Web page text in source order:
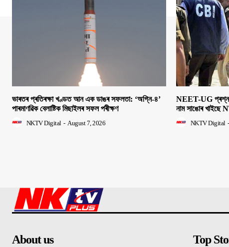
ভাৰতৰ প্ৰতিৰক্ষা খণ্ডত আন এক ডাঙৰ সফলতা: ‘অগ্নি-৪’
পাৰমাণৱিক বেলাষ্টিক মিছাইলৰ সফল পৰীক্ষণ
NKTV Digital - August 7, 2026
NEET-UG
নাম সাঙোৰ খাইছে
NKTV Digital -
About us
Top